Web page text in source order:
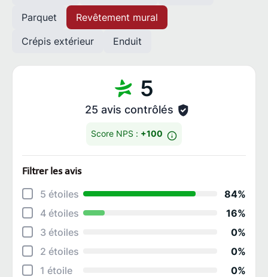
Parquet
Revêtement mural
Crépis extérieur
Enduit
5
25 avis contrôlés
Score NPS : +100
Filtrer les avis
5 étoiles
84%
4 étoiles
16%
3 étoiles
0%
2 étoiles
0%
1 étoile
0%